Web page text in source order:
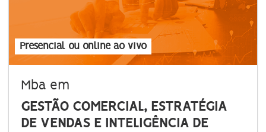
Presencial ou online ao vivo
Mba em
GESTÃO COMERCIAL, ESTRATÉGIA
DE VENDAS E INTELIGÊNCIA DE